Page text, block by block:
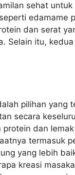
sehat
edamame
dan serat
Selain itu,
pilihan yang
secara
dan
termasuk
yang lebih
kreasi